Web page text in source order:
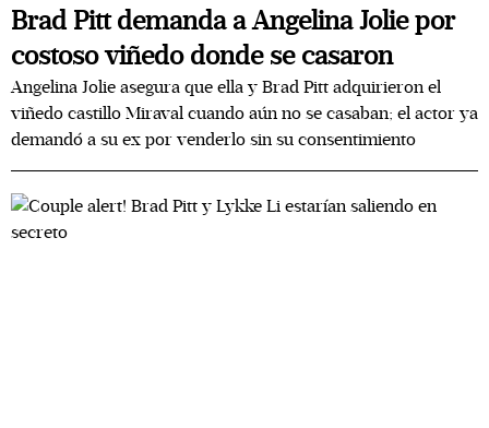
Brad Pitt demanda a Angelina Jolie por
costoso viñedo donde se casaron
Angelina Jolie asegura que ella y Brad Pitt adquirieron el
viñedo castillo Miraval cuando aún no se casaban; el actor ya
demandó a su ex por venderlo sin su consentimiento